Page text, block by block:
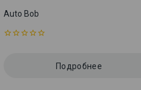
Auto Bob
Подробнее